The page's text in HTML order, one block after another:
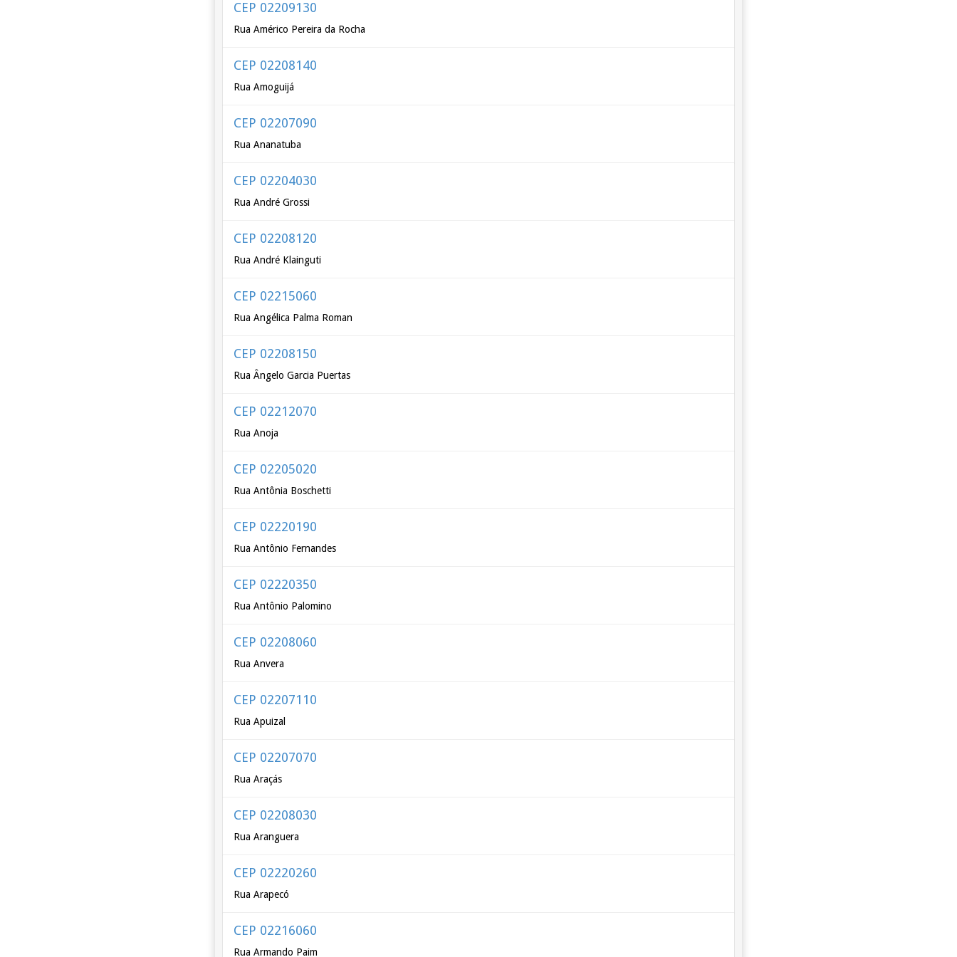
CEP 02209130
Rua Américo Pereira da Rocha
CEP 02208140
Rua Amoguijá
CEP 02207090
Rua Ananatuba
CEP 02204030
Rua André Grossi
CEP 02208120
Rua André Klainguti
CEP 02215060
Rua Angélica Palma Roman
CEP 02208150
Rua Ângelo Garcia Puertas
CEP 02212070
Rua Anoja
CEP 02205020
Rua Antônia Boschetti
CEP 02220190
Rua Antônio Fernandes
CEP 02220350
Rua Antônio Palomino
CEP 02208060
Rua Anvera
CEP 02207110
Rua Apuizal
CEP 02207070
Rua Araçás
CEP 02208030
Rua Aranguera
CEP 02220260
Rua Arapecó
CEP 02216060
Rua Armando Paim